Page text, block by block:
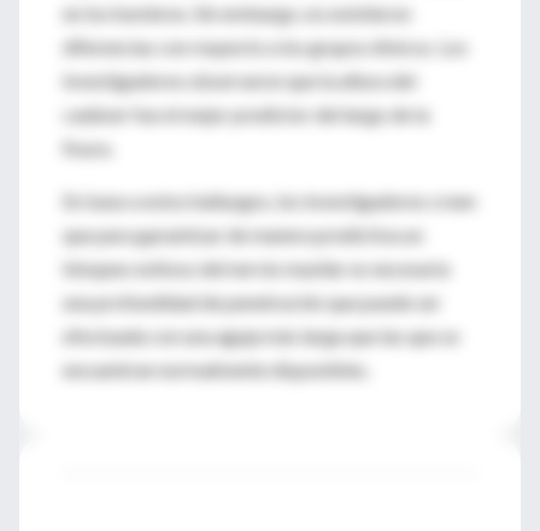
en los hombres. Sin embargo, no existieron
diferencias con respecto a los grupos étnicos. Los
investigadores observaron que la altura del
cadáver fue el mejor predictor del largo de la
fisura.
En base a estos hallazgos, los investigadores creen
que para garantizar de manera predictiva un
bloqueo exitoso del nervio maxilar es necesaria
una profundidad de penetración que puede ser
efectuada con una aguja más larga que las que se
encuentran normalmente disponibles.